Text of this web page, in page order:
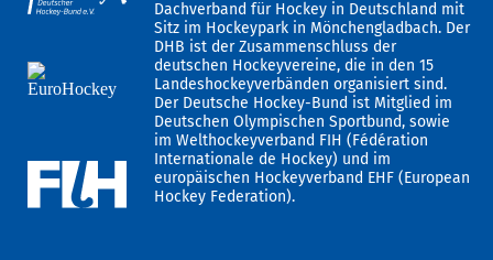
Dachverband für Hockey in Deutschland mit
Sitz im Hockeypark in Mönchengladbach. Der
DHB ist der Zusammenschluss der
deutschen Hockeyvereine, die in den 15
Landeshockeyverbänden organisiert sind.
Der Deutsche Hockey-Bund ist Mitglied im
Deutschen Olympischen Sportbund, sowie
im Welthockeyverband FIH (Fédération
Internationale de Hockey) und im
europäischen Hockeyverband EHF (European
Hockey Federation).